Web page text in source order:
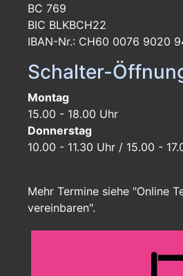
BC 769
BIC BLKBCH22
IBAN-Nr.: CH60 0076 9020
Schalter-
Montag
15.00 - 18.00 Uhr
Donnerstag
10.00 - 11.30 Uhr / 15.00 -
Mehr Termine siehe "Online
vereinbaren".